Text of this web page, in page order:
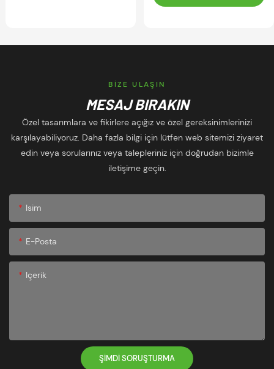
Ceketi
BIZE ULAŞIN
MESAJ BIRAKIN
Özel tasarımlara ve fikirlere açığız ve özel gereksinimlerinizi
karşılayabiliyoruz. Daha fazla bilgi için lütfen web sitemizi ziyaret
edin veya sorularınız veya talepleriniz için doğrudan bizimle
iletişime geçin.
Isim
E-Posta
Içerik
ŞIMDI SORUŞTURMA